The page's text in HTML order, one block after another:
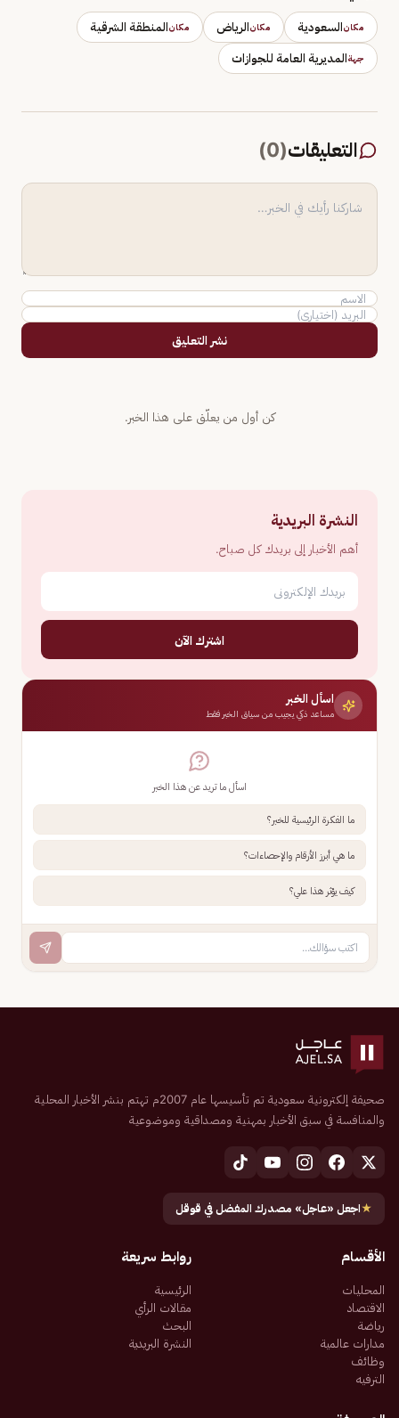
مكانالسعودية مكانالرياض مكانالمنطقة الشرقية
جهةالمديرية العامة للجوازات
التعليقات(
0
)
نشر التعليق
كن أول من يعلّق على هذا الخبر.
النشرة البريدية
أهم الأخبار إلى بريدك كل صباح.
اشترك الآن
اسأل الخبر
مساعد ذكي يجيب من سياق الخبر فقط
اسأل ما تريد عن هذا الخبر
ما الفكرة الرئيسية للخبر؟
ما هي أبرز الأرقام والإحصاءات؟
كيف يؤثر هذا علي؟
صحيفة إلكترونية سعودية تم تأسيسها عام 2007م تهتم بنشر الأخبار المحلية
والمنافسة في سبق الأخبار بمهنية ومصداقية وموضوعية
★اجعل «عاجل» مصدرك المفضل في قوقل
الأقسام
المحليات
الاقتصاد
رياضة
مدارات عالمية
وظائف
الترفيه
روابط سريعة
الرئيسية
مقالات الرأي
البحث
النشرة البريدية